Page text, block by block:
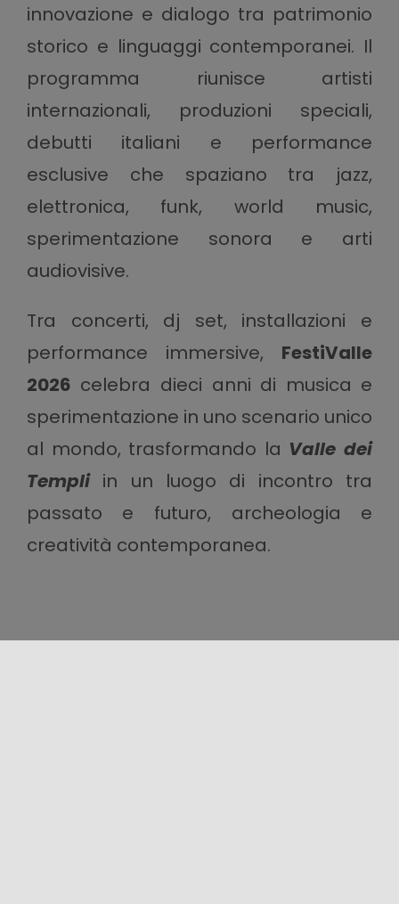
innovazione e dialogo tra patrimonio
storico e linguaggi contemporanei. Il
programma riunisce artisti
internazionali, produzioni speciali,
debutti italiani e performance
esclusive che spaziano tra jazz,
elettronica, funk, world music,
sperimentazione sonora e arti
audiovisive.
Tra concerti, dj set, installazioni e
performance immersive, FestiValle
2026 celebra dieci anni di musica e
sperimentazione in uno scenario unico
al mondo, trasformando la Valle dei
Templiin un luogo di incontro tra
passato e futuro, archeologia e
creatività contemporanea.